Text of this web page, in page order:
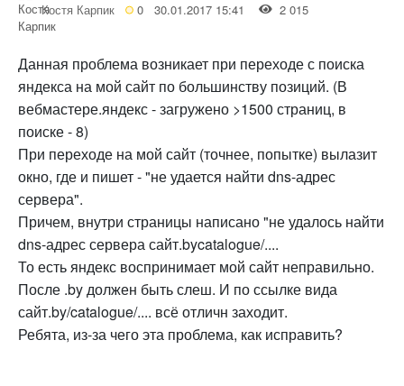
Костя Карпик 0 30.01.2017 15:41 2 015
Данная проблема возникает при переходе с поиска
яндекса на мой сайт по большинству позиций. (В
вебмастере.яндекс - загружено >1500 страниц, в
поиске - 8)
При переходе на мой сайт (точнее, попытке) вылазит
окно, где и пишет - "не удается найти dns-адрес
сервера".
Причем, внутри страницы написано "не удалось найти
dns-адрес сервера сайт.bycatalogue/....
То есть яндекс воспринимает мой сайт неправильно.
После .by должен быть слеш. И по ссылке вида
сайт.by/catalogue/.... всё отличн заходит.
Ребята, из-за чего эта проблема, как исправить?